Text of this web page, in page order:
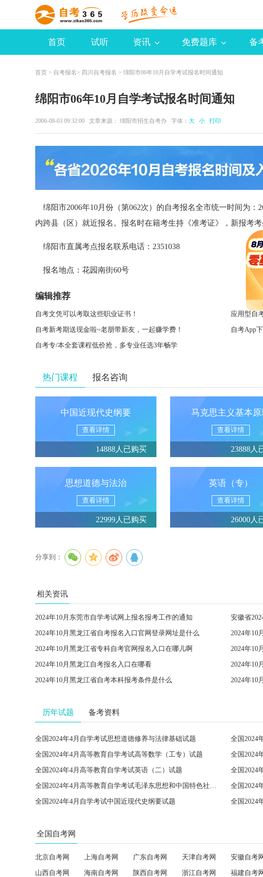
首页 试听 资讯 免费题库 备
首页 > 自考报名 > 四川自考报名 > 绵阳市06年10月自学考试报名时间通知
绵阳市06年10月自学考试报名时间通知
2006-08-03 09:32:00 文章来源： 绵阳市招生自考办 字体： 大 小 打印
绵阳市2006年10月份（第062次）的自考报名全市统一时间为
内跨县（区）就近报名。报名时在籍考生持《准考证》，新报考
绵阳市直属考点报名联系电话：2351038
报名地点：花园南街60号
编辑推荐
自考文凭可以考取这些职业证书！ 应用型自
自考新考期送现金啦~老朋带新友，一起赚学费！ 自考App
自考专/本全套课程低价抢，多专业任选3年畅学
热门课程 报名咨询
中国近现代史纲要
查看详情
14888人已购买
马克思主义基本原
查看详情
23888人
思想道德与法治
查看详情
22999人已购买
英语（专）
查看详情
26000人
分享到：
相关资讯
2024年10月东莞市自学考试网上报名报考工作的通知
2024年10月黑龙江省自考报名入口官网登录网址是什么 2024年10
2024年10月黑龙江省专科自考官网报名入口在哪儿啊 2024年10
2024年10月黑龙江自考报名入口在哪看 2024年10
2024年10月黑龙江省自考本科报考条件是什么 2024年10
历年试题 备考资料
全国2024年4月自学考试思想道德修养与法律基础试题
全国2024年4月高等教育自学考试高等数学（工专）试题 全国2024
全国2024年4月高等教育自学考试英语（二）试题 全国2024
全国2024年4月高等教育自学考试毛泽东思想和中国特色社会主义理论体系概论试题 全国2024
全国2024年4月自学考试中国近现代史纲要试题 全国2024
全国自考网
北京自考网 上海自考网 广东自考网 天津自考网 安徽自考网
山西自考网 海南自考网 陕西自考网 浙江自考网 福建自考网